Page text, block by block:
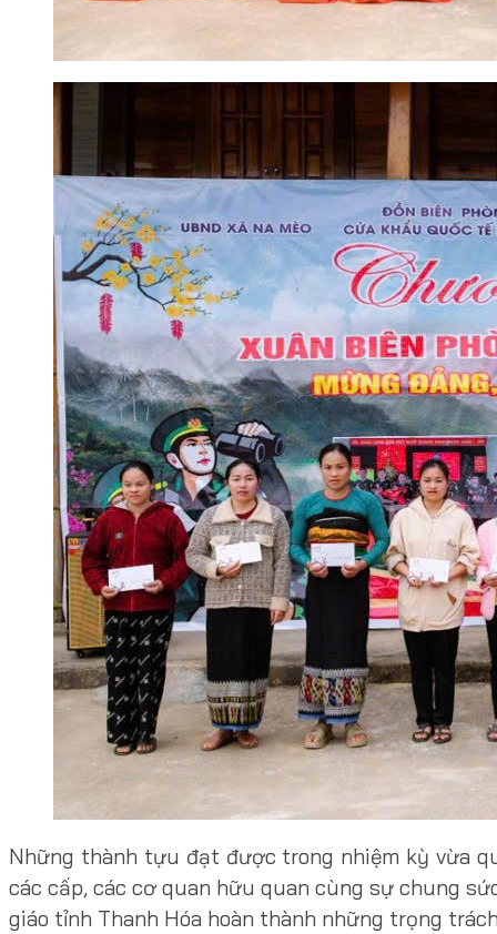
Những thành tựu đạt được trong nhiệm kỳ vừa
các cấp, các cơ quan hữu quan cùng sự chung
giáo tỉnh Thanh Hóa hoàn thành những trọng